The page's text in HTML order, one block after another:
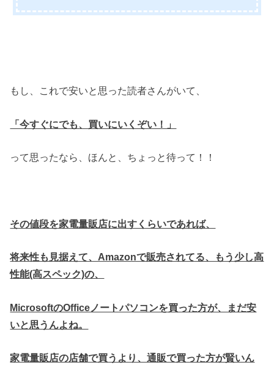
もし、これで安いと思った読者さんがいて、
「今すぐにでも、買いにいくぞい！」
って思ったなら、ほんと、ちょっと待って！！
その値段を家電量販店に出すくらいであれば、
将来性も見据えて、Amazonで販売されてる、もう少し高
性能(高スペック)の、
MicrosoftのOfficeノートパソコンを買った方が、まだ安
いと思うんよね。
家電量販店の店舗で買うより、通販で買った方が賢いん